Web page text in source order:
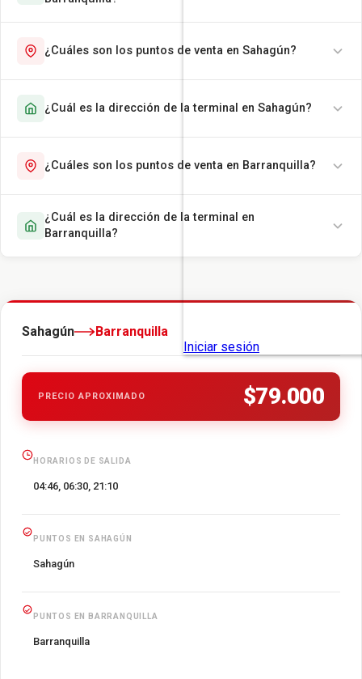
¿Cuáles son los puntos de venta en Sahagún?
¿Cuál es la dirección de la terminal en Sahagún?
¿Cuáles son los puntos de venta en Barranquilla?
¿Cuál es la dirección de la terminal en
Barranquilla?
Sahagún Barranquilla
PRECIO APROXIMADO $79.000
HORARIOS DE SALIDA
04:46, 06:30, 21:10
PUNTOS EN SAHAGÚN
Sahagún
PUNTOS EN BARRANQUILLA
Barranquilla